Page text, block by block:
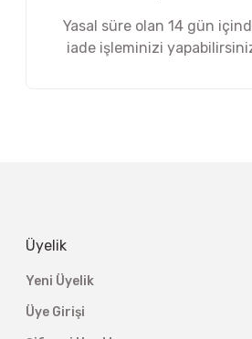
Yasal süre olan 14 gün
iade işleminizi
Üyelik
Yeni Üyelik
Üye Girişi